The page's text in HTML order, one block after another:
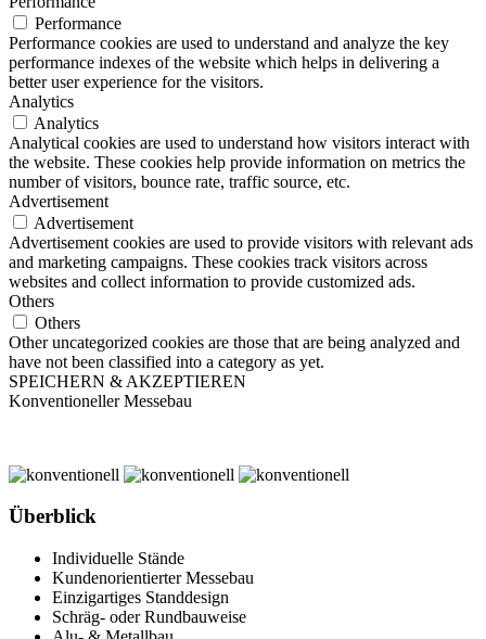
Performance
Performance cookies are used to understand and analyze the key
performance indexes of the website which helps in delivering a
better user experience for the visitors.
Analytics
Analytics
Analytical cookies are used to understand how visitors interact with
the website. These cookies help provide information on metrics the
number of visitors, bounce rate, traffic source, etc.
Advertisement
Advertisement
Advertisement cookies are used to provide visitors with relevant ads
and marketing campaigns. These cookies track visitors across
websites and collect information to provide customized ads.
Others
Others
Other uncategorized cookies are those that are being analyzed and
have not been classified into a category as yet.
SPEICHERN & AKZEPTIEREN
Konventioneller Messebau
Überblick
Individuelle Stände
Kundenorientierter Messebau
Einzigartiges Standdesign
Schräg- oder Rundbauweise